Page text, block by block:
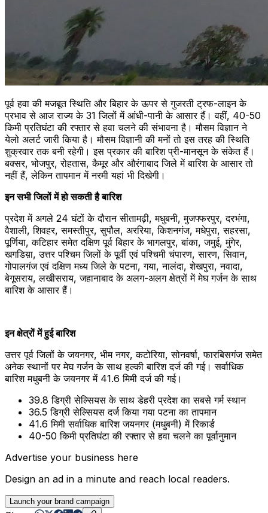
पूर्व हवा की मजबूत स्थिति और बिहार के ऊपर से गुजरती ट्रफ-लाइन के
प्रभाव से आज राज्‍य के 31 जिलों में आंधी-पानी के आसार हैं। वहीं, 40-50
किमी प्रतिघंटा की रफ्तार से हवा चलने की संभावना है। मौसम विज्ञान ने
येलो अलर्ट जारी किया है। मौसम विज्ञानी की मनों तो इस तरह की स्थिति
शुक्रवार तक बनी रहेगी। इस प्रकार की बारिश प्री-मानसून के संकेत हैं।
बक्‍सर, भोजपुर, रोहतास, कैमूर और औरंगाबाद जिले में बारिश के आसार तो
नहीं हैं, लेकिन तापमान में नरमी यहां भी दिखेगी।
इन सभी जिलों में हो सकती है बारिश
प्रदेश में अगले 24 घंटों के दौरान सीतामढ़ी, मधुबनी, मुजफ्फरपुर, दरभंगा,
वैशाली, शिवहर, समस्तीपुर, सुपौल, अररिया, किशनगंज, मधेपुरा, सहरसा,
पूर्णिया, कटिहार समेत दक्षिण पूर्व बिहार के भागलपुर, बांका, जमुई, मुंगेर,
खगडिय़ा, उत्तर पश्चिम जिलों के पूर्वी एवं पश्चिमी चंपारण, सारण, सिवान,
गोपालगंज एवं दक्षिण मध्य जिले के पटना, गया, नालंदा, शेखपुरा, नवादा,
बेगूसराय, लखीसराय, जहानाबाद के अलग-अलग क्षेत्रों में मेघ गर्जन के साथ
बारिश के आसार हैं।
इन क्षेत्रों में हुई बारिश
उत्तर पूर्व जिलों के जयनगर, भीम नगर, कटोरिया, सोनवर्षा, फारबिसगंज समेत
अनेक स्थानों पर मेघ गर्जन के साथ हल्की बारिश दर्ज की गई। सर्वाधिक
बारिश मधुबनी के जयनगर में 41.6 मिमी दर्ज की गई।
39.8 डिग्री सेल्सियस के साथ डेहरी प्रदेश का सबसे गर्म स्थान
36.5 डिग्री सेल्सियस दर्ज किया गया पटना का तापमान
41.6 मिमी सर्वाधिक बारिश जयनगर (मधुबनी) में रिकार्ड
40-50 किमी प्रतिघंटा की रफ्तार से हवा चलने का पूर्वानुमान
Advertise your business here
Design an ad in a minute and reach local readers.
Launch your brand campaign